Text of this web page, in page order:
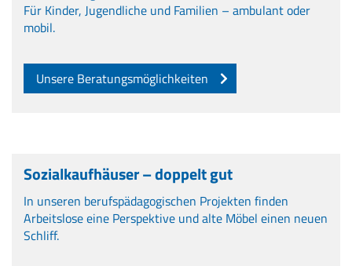
Für Kinder, Jugendliche und Familien – ambulant oder
mobil.
Unsere Beratungsmöglichkeiten
Sozialkaufhäuser – doppelt gut
In unseren berufspädagogischen Projekten finden
Arbeitslose eine Perspektive und alte Möbel einen neuen
Schliff.